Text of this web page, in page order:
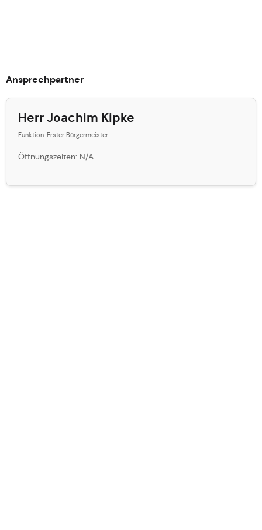
Ansprechpartner
Herr Joachim Kipke
Funktion: Erster Bürgermeister
Öffnungszeiten: N/A